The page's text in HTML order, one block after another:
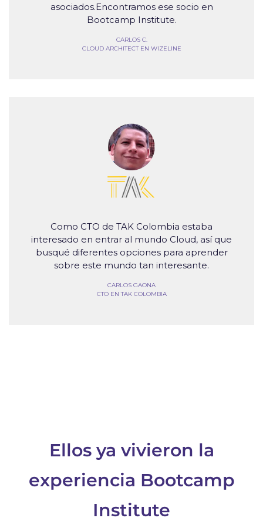
asociados.Encontramos ese socio en
Bootcamp Institute.
CARLOS C.
CLOUD ARCHITECT EN WIZELINE
Como CTO de TAK Colombia estaba
interesado en entrar al mundo Cloud, así que
busqué diferentes opciones para aprender
sobre este mundo tan interesante.
CARLOS GAONA
CTO EN TAK COLOMBIA
Ellos ya vivieron la
experiencia Bootcamp
Institute